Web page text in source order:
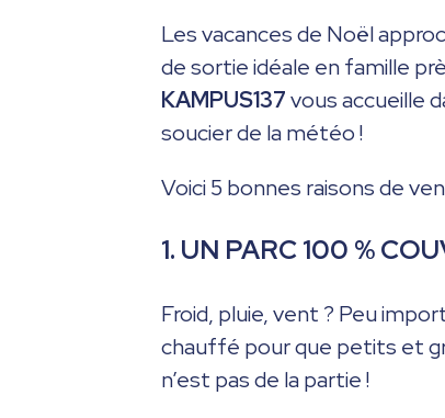
Les vacances de Noël
de sortie idéale en famille
KAMPUS137vous accueille
soucier de la météo !
Voici 5 bonnes raisons de
1. UN PARC 100 %
Froid, pluie, vent ? Peu
chauffé pour que petits et
n’est pas de la partie !